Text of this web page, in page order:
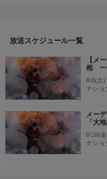
く。
「大地への激突」
デルタ航空１９１便は、ダラ
陸進入中に２つの嵐の直撃を
と思うと、今度はすさまじい
れていたマイクロバースト（
学的な研究が進んだ。
放送スケジュール一覧
【メ
相 一
8/8(土)
ナショ
メー
「大
8/28(
ナショ